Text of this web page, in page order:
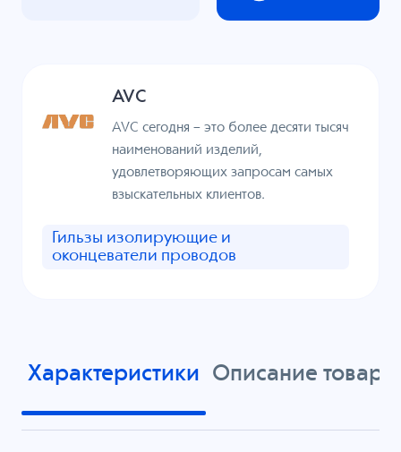
AVC
AVC сегодня – это более десяти тысяч
наименований изделий,
удовлетворяющих запросам самых
взыскательных клиентов.
Гильзы изолирующие и
оконцеватели проводов
Характеристики Описание товара